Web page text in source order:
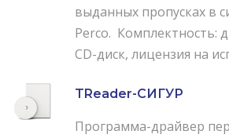
выданных пропусках в
Perco. Комплектность:
CD-диск, лицензия на
TReader-СИГУР
Программа-драйвер